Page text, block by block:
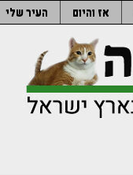
אז והיום העיר שלי